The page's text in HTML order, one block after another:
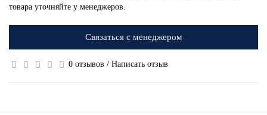
товара уточняйте у менеджеров.
Связаться с менеджером
0 отзывов / Написать отзыв